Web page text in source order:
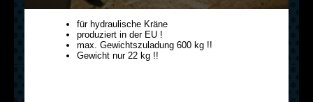
für hydraulische Kräne
produziert in der EU !
max. Gewichtszuladung 600 kg !!
Gewicht nur 22 kg !!